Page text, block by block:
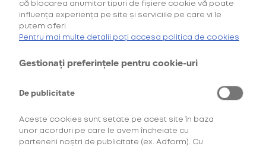
Gust intens de la primul până
AFLĂ MAI MULTE
*Ofertă valabilă în perioada 29.07.2026-29.08.2026, în limita stocului disponibil.
**Ofertă valabilă în perioada 29.07.2026-29.09.2026, în limita stocului disponibil.
Consultați regulamentele campaniiloraiciși aici
că blocarea anumitor tipuri de fișiere cookie vă poate
influența experiența pe site și serviciile pe care vi le
putem oferi.
Pentru mai multe detalii poți accesa politica de cookies
Gestionați preferințele pentru cookie-uri
De publicitate
Aceste cookies sunt setate pe acest site în baza
unor acorduri pe care le avem încheiate cu
partenerii noștri de publicitate (ex. Adform). Cu